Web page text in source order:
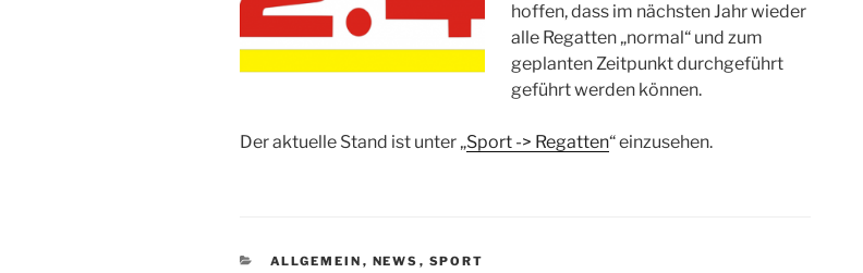
hoffen, dass im nächsten Jahr wieder
alle Regatten „normal“ und zum
geplanten Zeitpunkt durchgeführt
geführt werden können.
Der aktuelle Stand ist unter „Sport -> Regatten“ einzusehen.
KATEGORIEN
ALLGEMEIN , NEWS , SPORT